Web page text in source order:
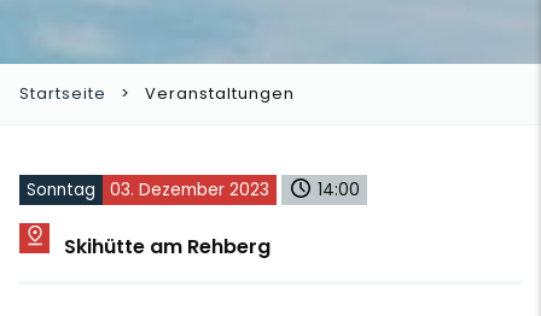
Startseite Veranstaltungen
Sonntag 03. Dezember 2023 14:00
Skihütte am Rehberg